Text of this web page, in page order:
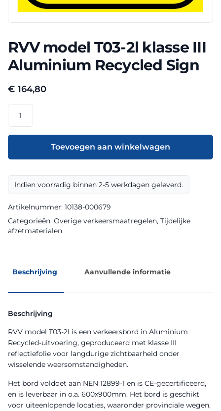
RVV model T03-2l klasse III
Aluminium Recycled Sign
€ 164,80
T03-
klasse
Aluminium
Recycled
Sign
aantal
Toevoegen aan winkelwagen
Indien voorradig binnen 2-5 werkdagen geleverd.
Artikelnummer: 10138-000679
Categorieën: Overige verkeersmaatregelen, Tijdelijke
afzetmaterialen
Beschrijving Aanvullende informatie
Beschrijving
RVV model T03-2l is een verkeersbord in Aluminium
Recycled-uitvoering, geproduceerd met klasse III
reflectiefolie voor langdurige zichtbaarheid onder
wisselende weersomstandigheden.
Het bord voldoet aan NEN 12899-1 en is CE-gecertificeerd,
en is leverbaar in o.a. 600x900mm. Het bord is geschikt
voor uiteenlopende locaties, waaronder provinciale wegen,